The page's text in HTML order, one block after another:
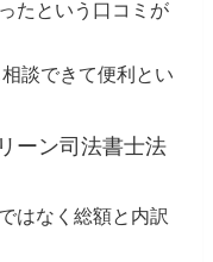
たという口コミが
談できて便利とい
ーン司法書士法
はなく総額と内訳